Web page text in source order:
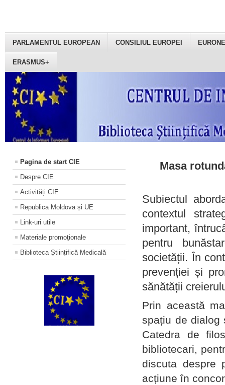
PARLAMENTUL EUROPEAN CONSILIUL EUROPEI
ERASMUS+
Pagina de start CIE
Despre CIE
Activități CIE
Republica Moldova și UE
Link-uri utile
Materiale promoţionale
Biblioteca Științifică Medicală
Masa
Subiectul
contextul
important,
pentru
societății. În
prevenției și
sănătății
Prin această
spațiu de dialog
Catedra de
bibliotecari,
discuta despre
acțiune în